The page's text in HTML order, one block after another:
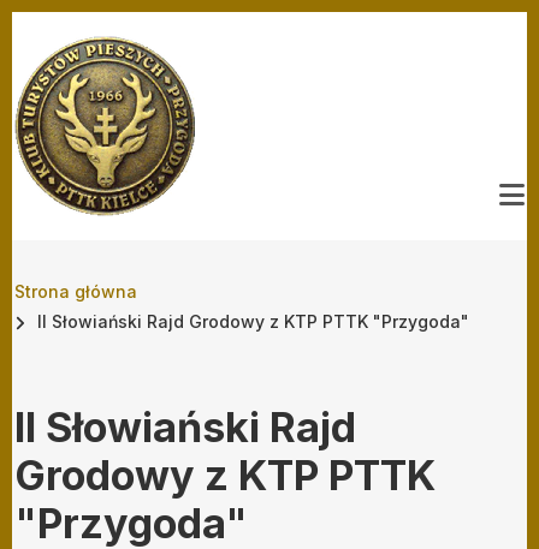
Przejdź do treści
Ścieżka nawigacyjna
Strona główna
II Słowiański Rajd Grodowy z KTP PTTK "Przygoda"
II Słowiański Rajd
Grodowy z KTP PTTK
"Przygoda"